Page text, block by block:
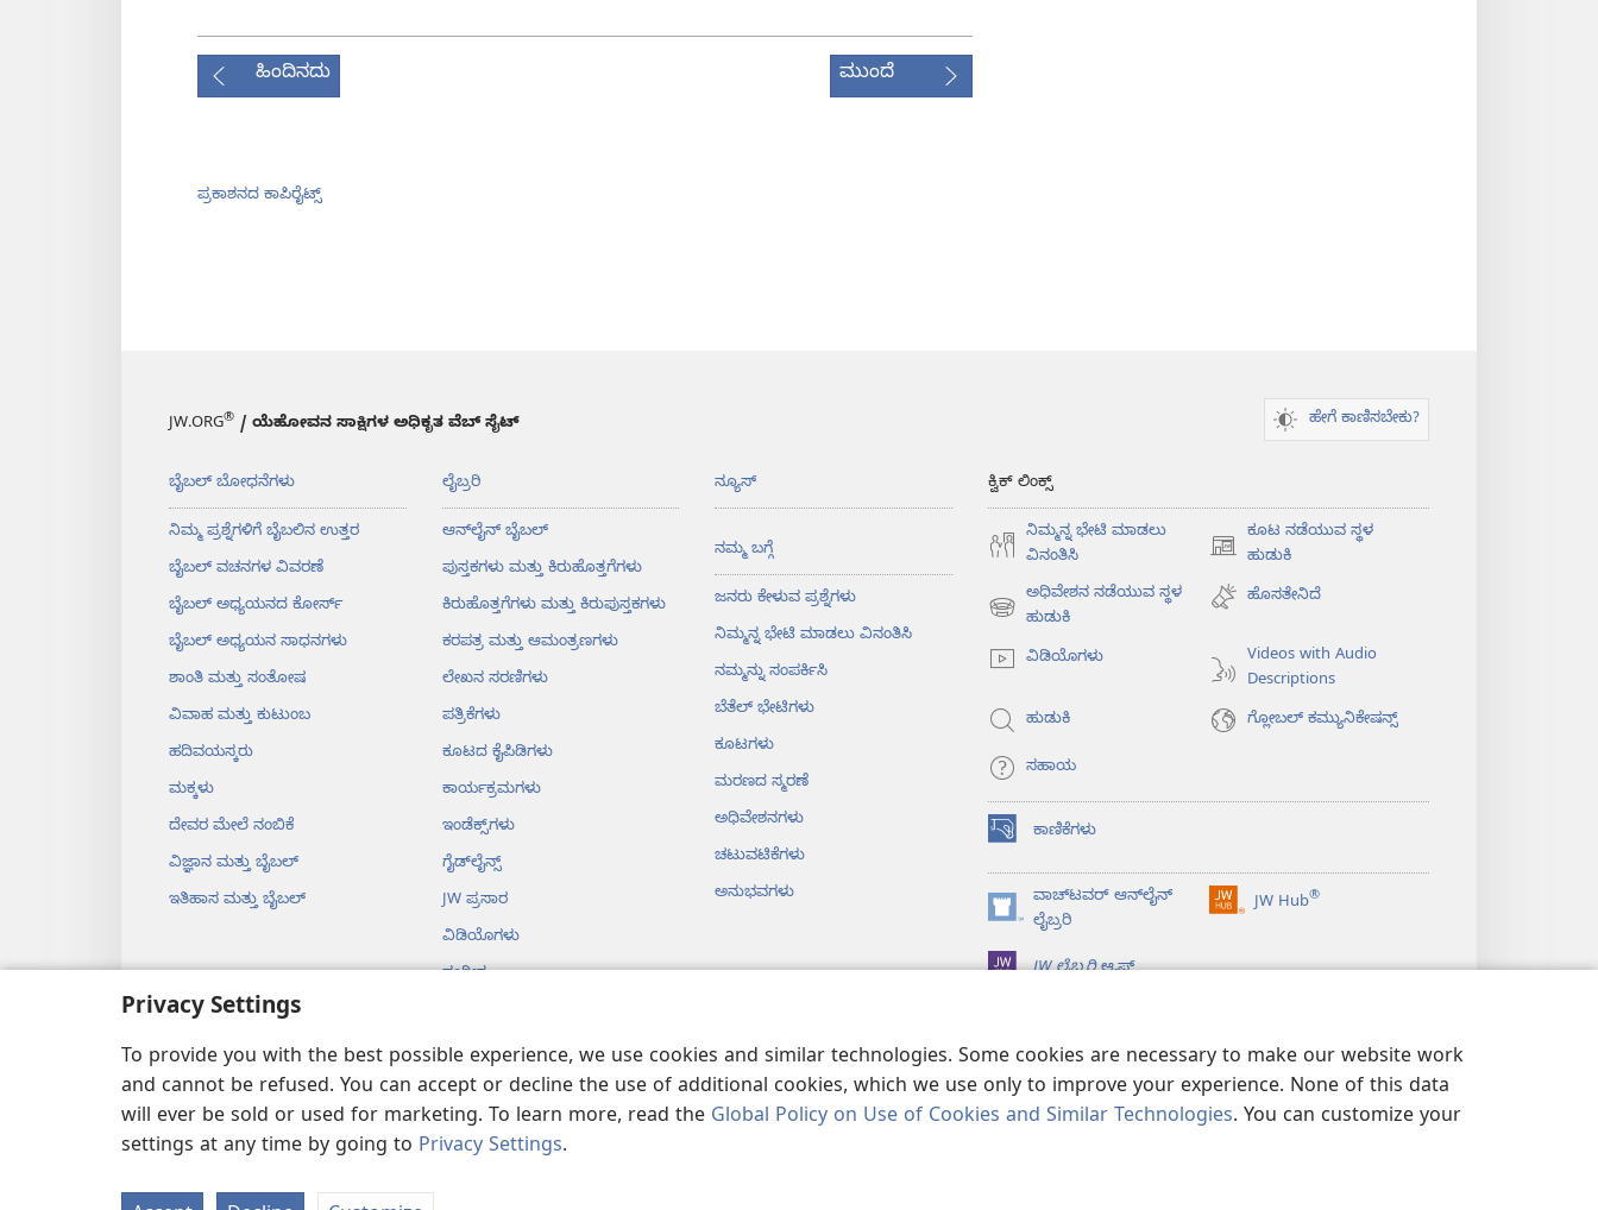
Privacy Settings
To provide you with the best possible experience, we use cookies and similar technologies. Some cookies are necessary to make our website work
and cannot be refused. You can accept or decline the use of additional cookies, which we use only to improve your experience. None of this data
will ever be sold or used for marketing. To learn more, read the Global Policy on Use of Cookies and Similar Technologies. You can customize your
settings at any time by going to Privacy Settings.
ಹಿಂದಿನದು ಮುಂದೆ
ಪ್ರಕಾಶನದ ಕಾಪಿರೈಟ್ಸ್‌
JW.ORG® / ಯೆಹೋವನ ಸಾಕ್ಷಿಗಳ ಅಧಿಕೃತ ವೆಬ್ ಸೈಟ್ ಹೇಗೆ ಕಾಣಿಸಬೇಕು?
ಬೈಬಲ್‌ ಬೋಧನೆಗಳು
ನಿಮ್ಮ ಪ್ರಶ್ನೆಗಳಿಗೆ ಬೈಬಲಿನ ಉತ್ತರ
ಬೈಬಲ್‌ ವಚನಗಳ ವಿವರಣೆ
ಬೈಬಲ್‌ ಅಧ್ಯಯನದ ಕೋರ್ಸ್‌
ಬೈಬಲ್‌ ಅಧ್ಯಯನ ಸಾಧನಗಳು
ಶಾಂತಿ ಮತ್ತು ಸಂತೋಷ
ವಿವಾಹ ಮತ್ತು ಕುಟುಂಬ
ಹದಿವಯಸ್ಕರು
ಮಕ್ಕಳು
ದೇವರ ಮೇಲೆ ನಂಬಿಕೆ
ವಿಜ್ಞಾನ ಮತ್ತು ಬೈಬಲ್‌
ಇತಿಹಾಸ ಮತ್ತು ಬೈಬಲ್‌
ಲೈಬ್ರರಿ
ಆನ್‌ಲೈನ್‌ ಬೈಬಲ್‌
ಪುಸ್ತಕಗಳು ಮತ್ತು ಕಿರುಹೊತ್ತಗೆಗಳು
ಕಿರುಹೊತ್ತಗೆಗಳು ಮತ್ತು ಕಿರುಪುಸ್ತಕಗಳು
ಕರಪತ್ರ ಮತ್ತು ಆಮಂತ್ರಣಗಳು
ಲೇಖನ ಸರಣಿಗಳು
ಪತ್ರಿಕೆಗಳು
ಕೂಟದ ಕೈಪಿಡಿಗಳು
ಕಾರ್ಯಕ್ರಮಗಳು
ಇಂಡೆಕ್ಸ್‌ಗಳು
ಗೈಡ್‌ಲೈನ್ಸ್‌
JW ಪ್ರಸಾರ
ವಿಡಿಯೊಗಳು
ಸಂಗೀತ
ನಾಟಕರೂಪದ ಬೈಬಲ್‌ ವಾಚನ
ನ್ಯೂಸ್‌
ನಮ್ಮ ಬಗ್ಗೆ
ಜನರು ಕೇಳುವ ಪ್ರಶ್ನೆಗಳು
ನಿಮ್ಮನ್ನ ಭೇಟಿ ಮಾಡಲು ವಿನಂತಿಸಿ
ನಮ್ಮನ್ನು ಸಂಪರ್ಕಿಸಿ
ಬೆತೆಲ್‌ ಭೇಟಿಗಳು
ಕೂಟಗಳು
ಮರಣದ ಸ್ಮರಣೆ
ಅಧಿವೇಶನಗಳು
ಚಟುವಟಿಕೆಗಳು
ಅನುಭವಗಳು
ಕ್ವಿಕ್ ಲಿಂಕ್ಸ್
ನಿಮ್ಮನ್ನ ಭೇಟಿ ಮಾಡಲು
ವಿನಂತಿಸಿ
ಕೂಟ ನಡೆಯುವ ಸ್ಥಳ
ಹುಡುಕಿ
(opens
new
window)
ಅಧಿವೇಶನ ನಡೆಯುವ ಸ್ಥಳ
ಹುಡುಕಿ
(opens
new
window)
ಹೊಸತೇನಿದೆ
ವಿಡಿಯೊಗಳು
Videos with Audio
Descriptions
ಹುಡುಕಿ
ಗ್ಲೋಬಲ್‌ ಕಮ್ಯುನಿಕೇಷನ್ಸ್‌
ಸಹಾಯ
ಕಾಣಿಕೆಗಳು
(opens
new
window)ವಾಚ್‌ಟವರ್‌ ಆನ್‌ಲೈನ್‌
ಲೈಬ್ರರಿ
(opens
new
window)
JW Hub®
(opens
window)
JW ಲೈಬ್ರರಿಆ್ಯಪ್‌
Copyright © 2026 Watch Tower Bible and Tract Society of Pennsylvania.